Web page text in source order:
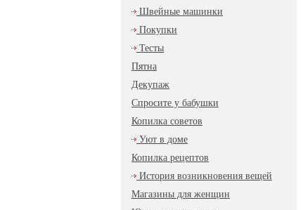
Швейные машинки
Покупки
Тесты
Пятна
Декупаж
Спросите у бабушки
Копилка советов
Уют в доме
Копилка рецептов
История возникновения вещей
Магазины для женщин